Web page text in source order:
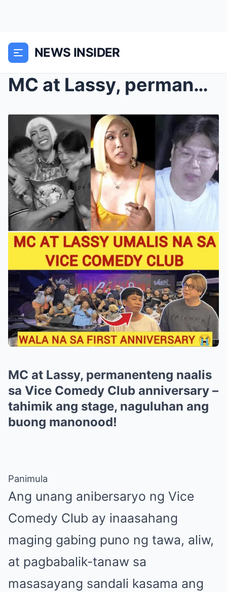
NEWS INSIDER
MC at Lassy, permanenteng naalis sa Vice Comedy Cl...
MC at Lassy, permanenteng naalis
sa Vice Comedy Club anniversary –
tahimik ang stage, naguluhan ang
buong manonood!
Panimula
Ang unang anibersaryo ng Vice
Comedy Club ay inaasahang
maging gabing puno ng tawa, aliw,
at pagbabalik-tanaw sa
masasayang sandali kasama ang